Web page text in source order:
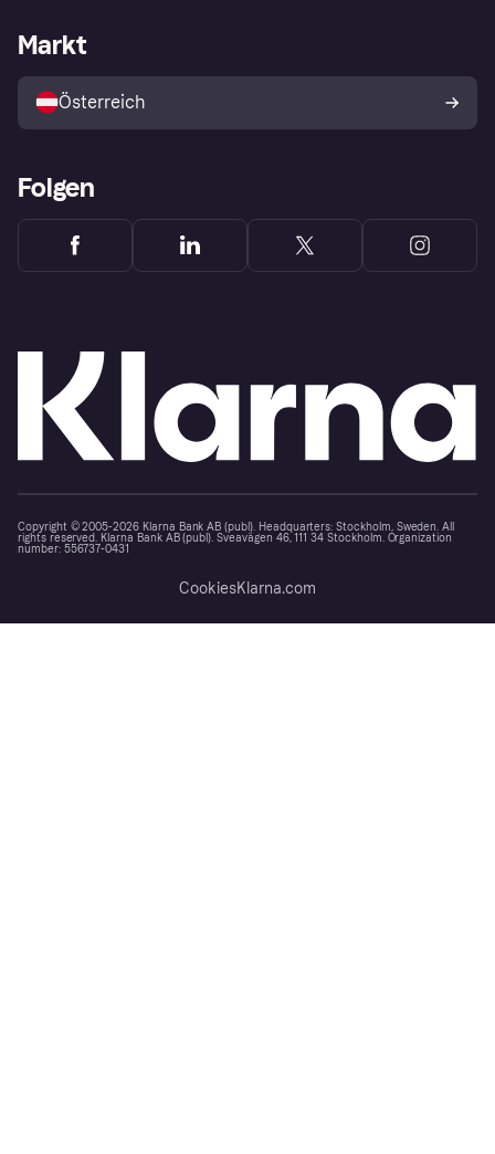
Shops entdecken
Händlerportal
Markt
Österreich
Folgen
Copyright © 2005-2026 Klarna Bank AB (publ). Headquarters: Stockholm, Sweden. All
rights reserved. Klarna Bank AB (publ). Sveavägen 46, 111 34 Stockholm. Organization
number: 556737-0431
CookiesKlarna.com